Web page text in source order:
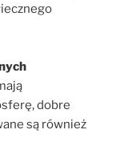
dobre
są również